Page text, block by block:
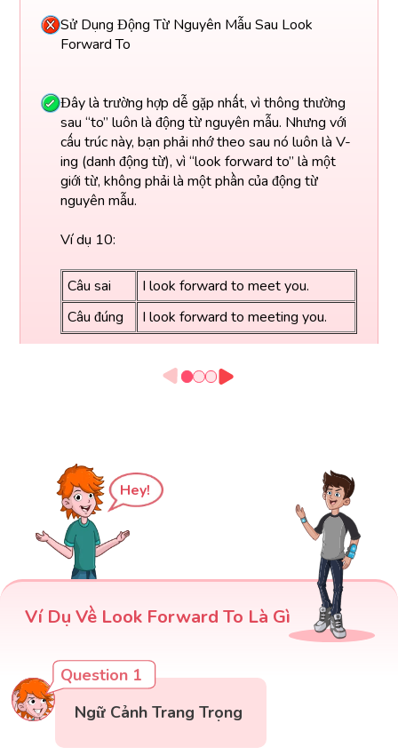
Sử Dụng Động Từ Nguyên Mẫu Sau Look
Forward To
Đây là trường hợp dễ gặp nhất, vì thông thường
sau “to” luôn là động từ nguyên mẫu. Nhưng với
cấu trúc này, bạn phải nhớ theo sau nó luôn là V-
ing (danh động từ), vì “look forward to” là một
giới từ, không phải là một phần của động từ
nguyên mẫu.
Ví dụ 10:
Câu sai
I look forward to meet you.
Câu đúng
I look forward to meeting you.
Hey!
Ví Dụ Về Look Forward To Là Gì
Question 1
Ngữ Cảnh Trang Trọng